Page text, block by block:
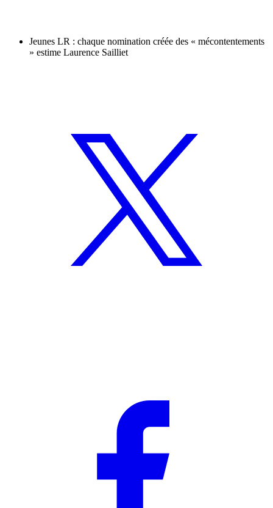
Jeunes LR : chaque nomination créée des « mécontentements
» estime Laurence Sailliet